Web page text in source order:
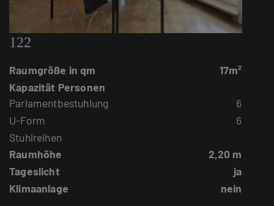
122
Raumgröße in qm
17m²
Kapazität Personen
Parlamentbestuhlung
6
U-Form
6
Stuhlreihen
Raumhöhe
2,20 m
Tageslicht
ja
Klimaanlage
nein